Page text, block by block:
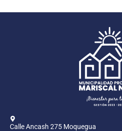
Calle Ancash 275 Moquegua